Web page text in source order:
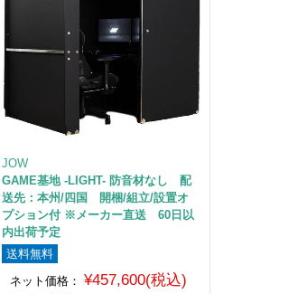
JOW
GAME基地 -LIGHT- 防音材なし 配
送先：本州/四国 開梱/組立/設置オ
プション付 ※メーカー直送 60日以
内出荷予定
送料無料
ネット価格：
¥457,600(税込)